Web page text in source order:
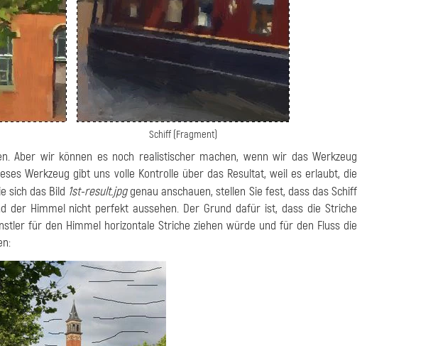
Schiff (Fragment)
Aber wir können es noch realistischer machen, wenn wir das Werkzeug
Werkzeug gibt uns volle Kontrolle über das Resultat, weil es erlaubt, die
sich das Bild 1st-result.jpggenau anschauen, stellen Sie fest, dass das Schiff
der Himmel nicht perfekt aussehen. Der Grund dafür ist, dass die Striche
für den Himmel horizontale Striche ziehen würde und für den Fluss die